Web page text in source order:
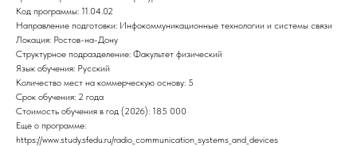
Код программы: 11.04.02
Направление подготовки: Инфокоммуникационные технологии и системы связи
Локация: Ростов-на-Дону
Структурное подразделение: Факультет физический
Язык обучения: Русский
Количество мест на коммерческую основу: 5
Срок обучения: 2 года
Стоимость обучения в год (2026): 185 000
Еще о программе:
https://www.study.sfedu.ru/radio_communication_systems_and_devices